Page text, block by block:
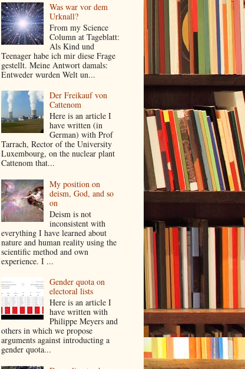
Was war vor dem
Urknall?
From my Science
Column at Tageblatt:
Als Kind und
Teenager habe ich mir diese Frage
gestellt. Meine Antwort damals:
Entweder wurden Welt un...
Der Freikauf von
Cattenom
Here is an article I
have written (in
German) with Prof
Tarrach, Rector of the University
Luxembourg, on the nuclear plant
Cattenom that...
My position on
deism, God, and so
on
Deism is not
inconsistent with
everything I have learned about
nature and human reality using the
scientific method and own
experience. I ...
Gender quota on
electoral lists
Here is an article I
have written with
Philippe Meyers and
others in which we propose
arguments against introducting a
gender quota...